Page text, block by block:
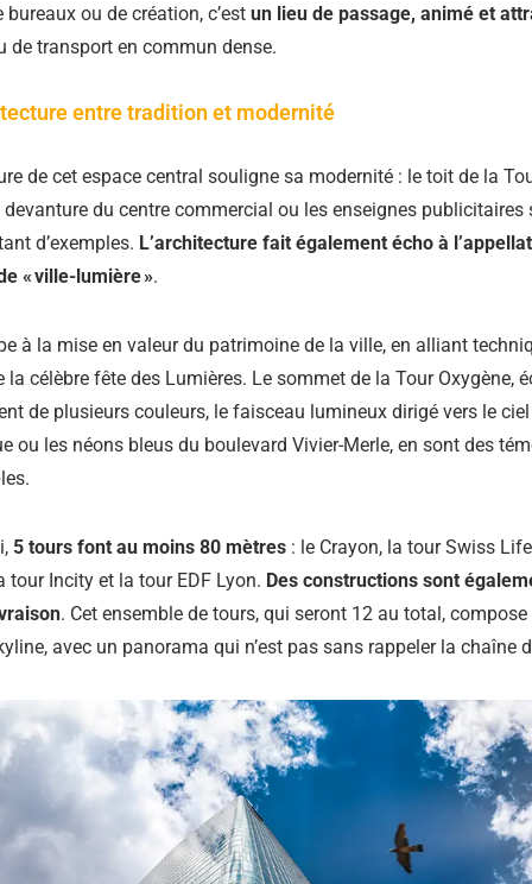
bureaux ou de création, c’est un lieu de passage, animé et
de transport en commun dense.
entre tradition et modernité
de cet espace central souligne sa modernité : le toit de la
du centre commercial ou les enseignes publicitaires
d’exemples. L’architecture fait également écho à
« ville-lumière ».
à la mise en valeur du patrimoine de la ville, en alliant
la célèbre fête des Lumières. Le sommet de la Tour Oxygène,
de plusieurs couleurs, le faisceau lumineux dirigé vers le
ou les néons bleus du boulevard Vivier-Merle, en sont des
5 tours font au moins 80 mètres : le Crayon, la tour Swiss
tour Incity et la tour EDF Lyon. Des constructions sont
. Cet ensemble de tours, qui seront 12 au total, compose
avec un panorama qui n’est pas sans rappeler la chaîne